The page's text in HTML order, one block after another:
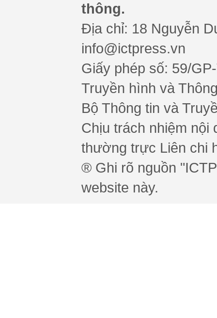
thông.
Địa chỉ: 18 Nguyễn
info@ictpress.vn
Giấy phép số: 59/
Truyền hình và
Bộ Thông tin và
Chịu trách nhiệm nội
thường trực Liên chi
® Ghi rõ nguồn
website này.